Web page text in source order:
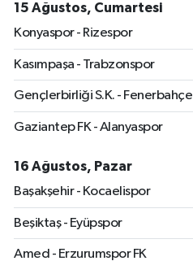
15 Ağustos, Cumartesi
Konyaspor - Rizespor
Kasımpaşa - Trabzonspor
Gençlerbirliği S.K. - Fenerbahçe
Gaziantep FK - Alanyaspor
16 Ağustos, Pazar
Başakşehir - Kocaelispor
Beşiktaş - Eyüpspor
Amed - Erzurumspor FK